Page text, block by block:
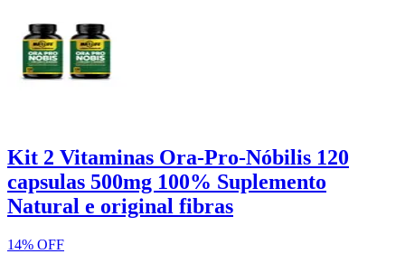
Kit 2 Vitaminas Ora-Pro-Nóbilis 120
capsulas 500mg 100% Suplemento
Natural e original fibras
14% OFF